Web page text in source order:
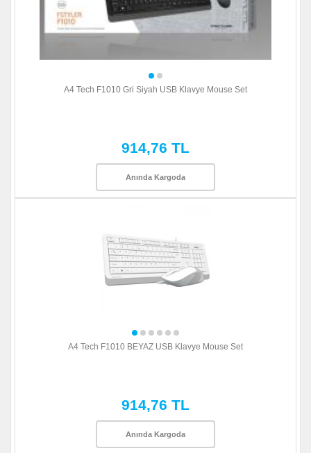
A4 Tech F1010 Gri Siyah USB Klavye Mouse Set
914,76 TL
Anında Kargoda
A4 Tech F1010 BEYAZ USB Klavye Mouse Set
914,76 TL
Anında Kargoda